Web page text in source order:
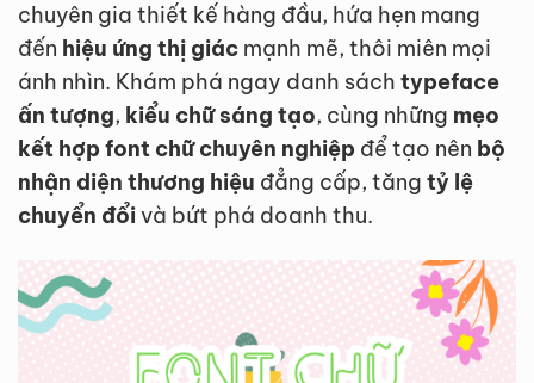
chuyên gia thiết kế hàng đầu, hứa hẹn mang
đến hiệu ứng thị giác mạnh mẽ, thôi miên mọi
ánh nhìn. Khám phá ngay danh sách typeface
ấn tượng, kiểu chữ sáng tạo, cùng những mẹo
kết hợp font chữ chuyên nghiệp để tạo nên bộ
nhận diện thương hiệu đẳng cấp, tăng tỷ lệ
chuyển đổivà bứt phá doanh thu.